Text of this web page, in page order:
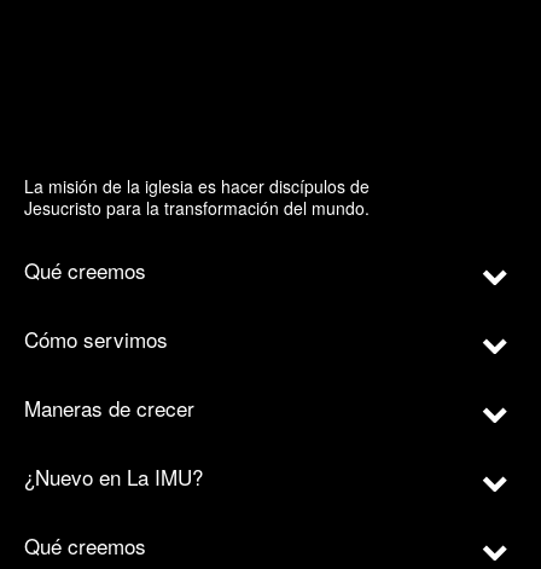
La misión de la iglesia es hacer discípulos de
Jesucristo para la transformación del mundo.
Qué creemos
Cómo servimos
Maneras de crecer
¿Nuevo en La IMU?
Qué creemos